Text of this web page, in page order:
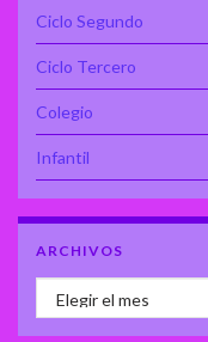
Ciclo Segundo
Ciclo Tercero
Colegio
Infantil
ARCHIVOS
Archivos